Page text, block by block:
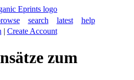
search latest
help
| Create Account
zum